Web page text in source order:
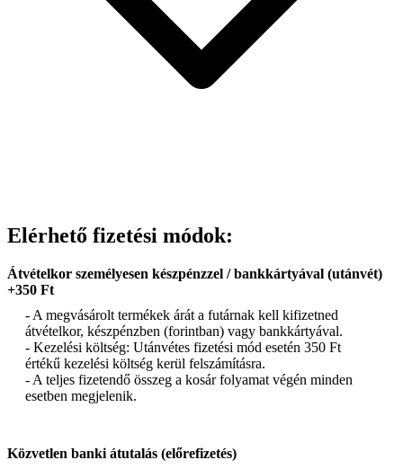
Elérhető fizetési módok:
Átvételkor személyesen készpénzzel / bankkártyával (utánvét)
+350 Ft
- A megvásárolt termékek árát a futárnak kell kifizetned
átvételkor, készpénzben (forintban) vagy bankkártyával.
- Kezelési költség: Utánvétes fizetési mód esetén 350 Ft
értékű kezelési költség kerül felszámításra.
- A teljes fizetendő összeg a kosár folyamat végén minden
esetben megjelenik.
Közvetlen banki átutalás (előrefizetés)